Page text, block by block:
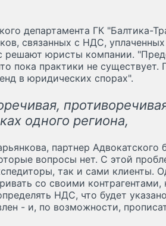
департамента ГК "Балтика-
связанных с НДС, уплаченных
решают юристы компании.
пока практики не существует.
в юридических спорах".
одного региона,
партнер Адвокатского
вопросы нет. С этой
так и сами клиенты.
со своими контрагентами,
НДС, что будет
- и, по возможности,